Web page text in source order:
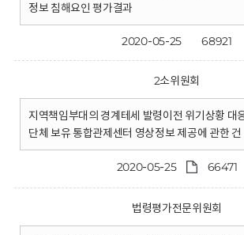
정보 침해요인 평가결과
2020-05-25 68921
2소위원회
지역책임부대의 경계테세 발령이전 위기상황 대
단체 보유 통합관제센터 영상정보 제공에 관한 건
2020-05-25 66471
법령평가전문위원회